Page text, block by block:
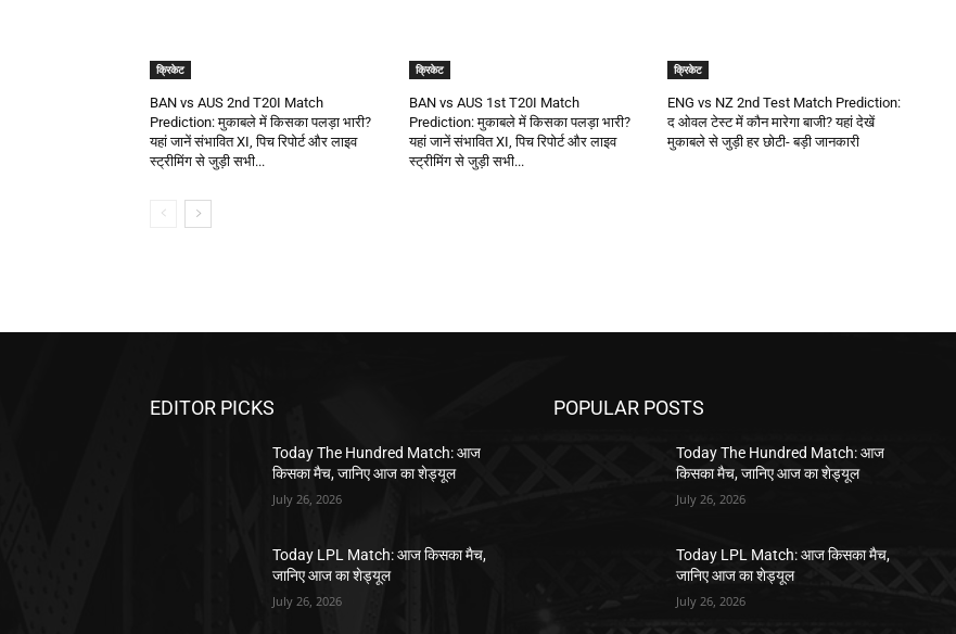
क्रिकेट
BAN vs AUS 2nd T20I Match
Prediction: मुकाबले में किसका पलड़ा भारी?
यहां जानें संभावित XI, पिच रिपोर्ट और लाइव
स्ट्रीमिंग से जुड़ी सभी...
क्रिकेट
BAN vs AUS 1st T20I Match
Prediction: मुकाबले में किसका पलड़ा भारी?
यहां जानें संभावित XI, पिच रिपोर्ट और लाइव
स्ट्रीमिंग से जुड़ी सभी...
क्रिकेट
ENG vs NZ 2nd Test Match Prediction:
द ओवल टेस्ट में कौन मारेगा बाजी? यहां देखें
मुकाबले से जुड़ी हर छोटी- बड़ी जानकारी
EDITOR PICKS
Today The Hundred Match: आज
किसका मैच, जानिए आज का शेड्यूल
July 26, 2026
Today LPL Match: आज किसका मैच,
जानिए आज का शेड्यूल
July 26, 2026
POPULAR POSTS
Today The Hundred Match: आज
किसका मैच, जानिए आज का शेड्यूल
July 26, 2026
Today LPL Match: आज किसका मैच,
जानिए आज का शेड्यूल
July 26, 2026